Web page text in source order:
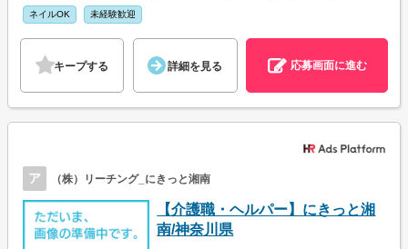
ネイルOK 未経験歓迎
キープする 詳細を見る 応募画面に進む
ア （株）リーチング_にきっと湘南
【介護職・ヘルパー】にきっと湘
南/神奈川県